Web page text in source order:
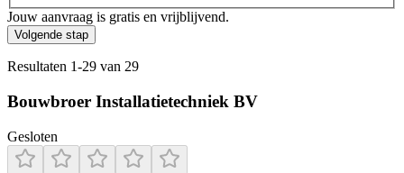
Jouw aanvraag is gratis en vrijblijvend.
Volgende stap
Resultaten 1-29 van 29
Bouwbroer Installatietechniek BV
Gesloten